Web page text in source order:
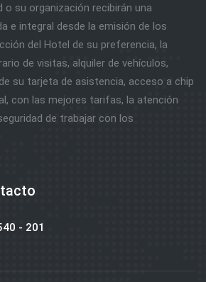
o su organización recibirán una
e integral desde la emisión de los
del Hotel de su preferencia, la
de visitas, alquiler de vehículos,
su tarjeta de asistencia, acceso a chip
con las mejores tarifas, la atención
de trabajar con los
- 201